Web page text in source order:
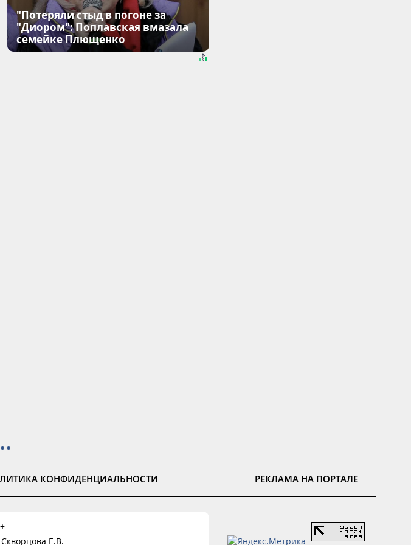
"Потеряли стыд в погоне за
"Диором": Поплавская вмазала
семейке Плющенко
КОНФИДЕНЦИАЛЬНОСТИ РЕКЛАМА НА ПОРТАЛЕ
Е.В.